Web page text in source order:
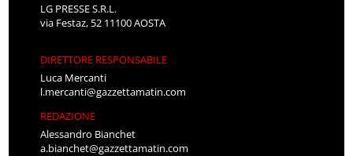
LG PRESSE S.R.L.
via Festaz, 52 11100 AOSTA
DIRETTORE RESPONSABILE
Luca Mercanti
l.mercanti@gazzettamatin.com
REDAZIONE
Alessandro Bianchet
a.bianchet@gazzettamatin.com